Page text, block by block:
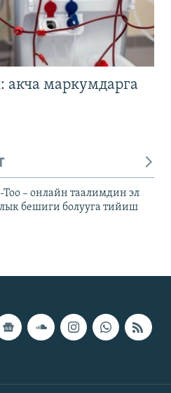
акча маркумдарга
Тоо – онлайн таалимдин эл
бешиги болууга тийиш